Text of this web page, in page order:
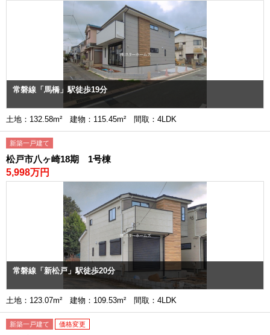
常磐線「馬橋」駅徒歩19分
土地：132.58m² 建物：115.45m² 間取：4LDK
新築一戸建て
松戸市八ヶ崎18期 1号棟
5,998万円
常磐線「新松戸」駅徒歩20分
土地：123.07m² 建物：109.53m² 間取：4LDK
新築一戸建て 価格変更